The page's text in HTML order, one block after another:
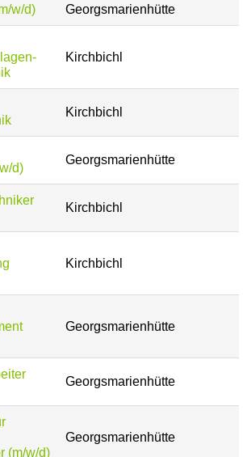
w/d) Georgsmarienhütte
Kirchbichl
Kirchbichl
d)
Georgsmarienhütte
Kirchbichl
Kirchbichl
Georgsmarienhütte
Georgsmarienhütte
(m/w/d)
Georgsmarienhütte